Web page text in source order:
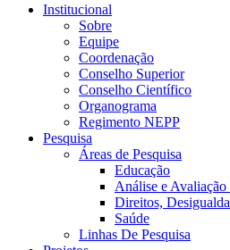
Institucional
Sobre
Equipe
Coordenação
Conselho Superior
Conselho Científico
Organograma
Regimento NEPP
Pesquisa
Áreas de Pesquisa
Educação
Análise e
Direitos,
Saúde
Linhas De Pesquisa